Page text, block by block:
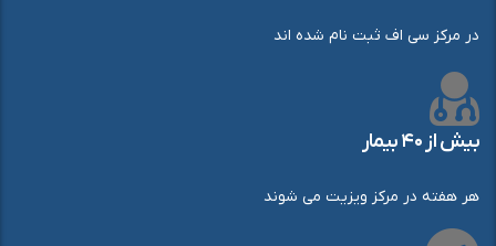
در مرکز سی اف ثبت نام شده اند
بیش از ۴۰ بیمار
هر هفته در مرکز ویزیت می شوند